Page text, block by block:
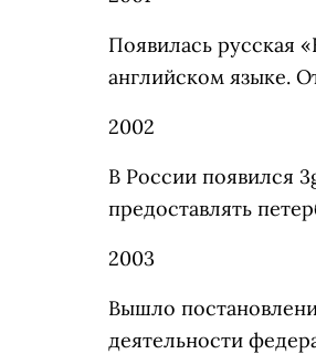
Появилась русская
английском языке.
2002
В России появился
предоставлять
2003
Вышло
деятельности